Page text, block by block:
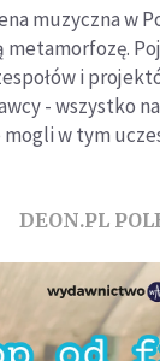
muzyczna w
metamorfozę.
i
- wszystko
mogli w tym
DEON.PL